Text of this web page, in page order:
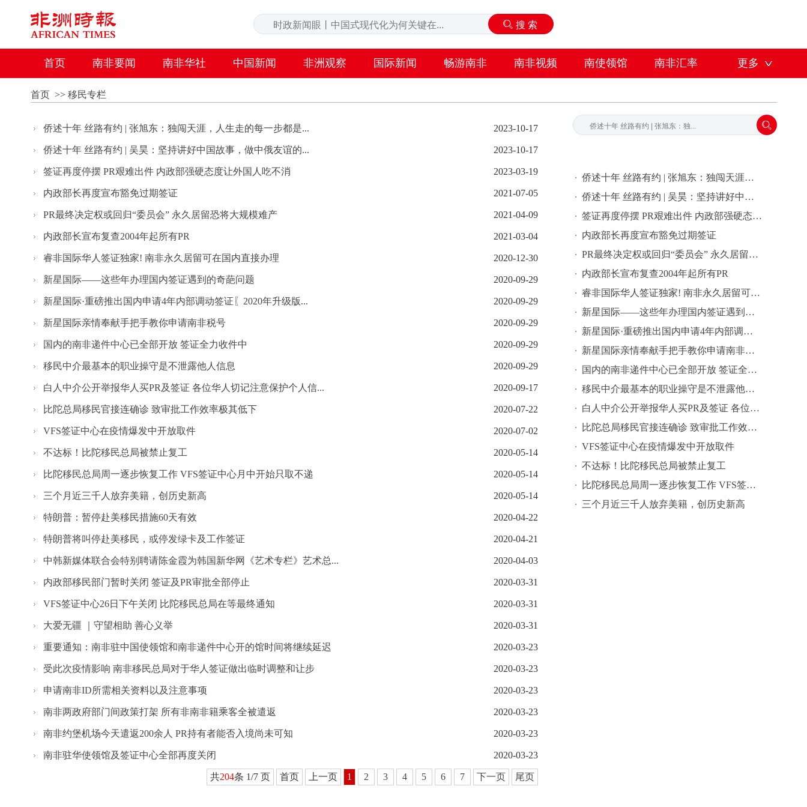
首页 南非要闻 南非华社 中国新闻 非洲观察 国际新闻 畅游南非 南非视频 南使领馆 南非汇率 更多
首页>> 移民专栏
2023-10-17
侨述十年 丝路有约 | 张旭东：独闯天涯，人生走的每一步都是...
2023-10-17
侨述十年 丝路有约 | 吴昊：坚持讲好中国故事，做中俄友谊的...
2023-03-19
签证再度停摆 PR艰难出件 内政部强硬态度让外国人吃不消
2021-07-05
内政部长再度宣布豁免过期签证
2021-04-09
PR最终决定权或回归“委员会” 永久居留恐将大规模难产
2021-03-04
内政部长宣布复查2004年起所有PR
2020-12-30
睿非国际华人签证独家! 南非永久居留可在国内直接办理
2020-09-29
新星国际——这些年办理国内签证遇到的奇葩问题
2020-09-29
新星国际·重磅推出国内申请4年内部调动签证〖2020年升级版...
2020-09-29
新星国际亲情奉献手把手教你申请南非税号
2020-09-29
国内的南非递件中心已全部开放 签证全力收件中
2020-09-29
移民中介最基本的职业操守是不泄露他人信息
2020-09-17
白人中介公开举报华人买PR及签证 各位华人切记注意保护个人信...
2020-07-22
比陀总局移民官接连确诊 致审批工作效率极其低下
2020-07-02
VFS签证中心在疫情爆发中开放取件
2020-05-14
不达标！比陀移民总局被禁止复工
2020-05-14
比陀移民总局周一逐步恢复工作 VFS签证中心月中开始只取不递
2020-05-14
三个月近三千人放弃美籍，创历史新高
2020-04-22
特朗普：暂停赴美移民措施60天有效
2020-04-21
特朗普将叫停赴美移民，或停发绿卡及工作签证
2020-04-03
中韩新媒体联合会特别聘请陈金霞为韩国新华网《艺术专栏》艺术总...
2020-03-31
内政部移民部门暂时关闭 签证及PR审批全部停止
2020-03-31
VFS签证中心26日下午关闭 比陀移民总局在等最终通知
2020-03-31
大爱无疆 ｜守望相助 善心义举
2020-03-23
重要通知：南非驻中国使领馆和南非递件中心开的馆时间将继续延迟
2020-03-23
受此次疫情影响 南非移民总局对于华人签证做出临时调整和让步
2020-03-23
申请南非ID所需相关资料以及注意事项
2020-03-23
南非两政府部门间政策打架 所有非南非籍乘客全被遣返
2020-03-23
南非约堡机场今天遣返200余人 PR持有者能否入境尚未可知
2020-03-23
南非驻华使领馆及签证中心全部再度关闭
共204条 1/7 页 首页 上一页 1 2 3 4 5 6 7 下一页 尾页
侨述十年 丝路有约 | 张旭东：独闯天涯，人生走的每一步都是一场战斗
侨述十年 丝路有约 | 吴昊：坚持讲好中国故事，做中俄友谊的双向使者
签证再度停摆 PR艰难出件 内政部强硬态度让外国人吃不消
内政部长再度宣布豁免过期签证
PR最终决定权或回归“委员会” 永久居留恐将大规模难产
内政部长宣布复查2004年起所有PR
睿非国际华人签证独家! 南非永久居留可在国内直接办理
新星国际——这些年办理国内签证遇到的奇葩问题
新星国际·重磅推出国内申请4年内部调动签证〖2020年升级版〗
新星国际亲情奉献手把手教你申请南非税号
国内的南非递件中心已全部开放 签证全力收件中
移民中介最基本的职业操守是不泄露他人信息
白人中介公开举报华人买PR及签证 各位华人切记注意保护个人信息！
比陀总局移民官接连确诊 致审批工作效率极其低下
VFS签证中心在疫情爆发中开放取件
不达标！比陀移民总局被禁止复工
比陀移民总局周一逐步恢复工作 VFS签证中心月中开始只取不递
三个月近三千人放弃美籍，创历史新高